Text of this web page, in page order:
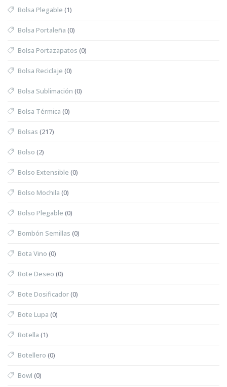
Bolsa Plegable (1)
Bolsa Portaleña (0)
Bolsa Portazapatos (0)
Bolsa Reciclaje (0)
Bolsa Sublimación (0)
Bolsa Térmica (0)
Bolsas (217)
Bolso (2)
Bolso Extensible (0)
Bolso Mochila (0)
Bolso Plegable (0)
Bombón Semillas (0)
Bota Vino (0)
Bote Deseo (0)
Bote Dosificador(0)
Bote Lupa (0)
Botella (1)
Botellero (0)
Bowl (0)